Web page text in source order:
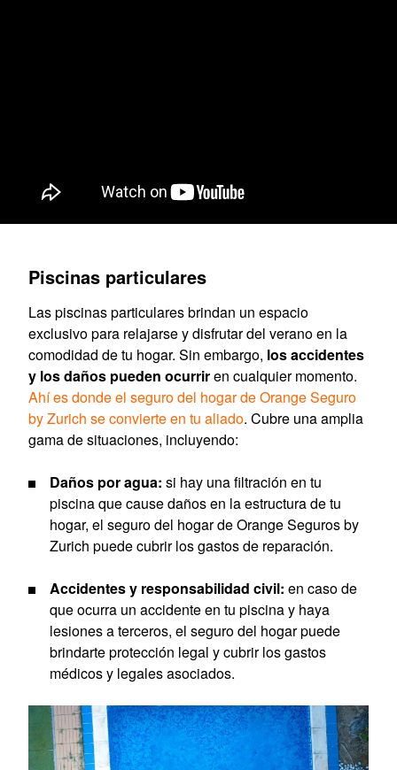
Piscinas particulares
Las piscinas particulares brindan un espacio
exclusivo para relajarse y disfrutar del verano en la
comodidad de tu hogar. Sin embargo, los accidentes
y los daños pueden ocurriren cualquier momento.
Ahí es donde el seguro del hogar de Orange Seguro
by Zurich se convierte en tu aliado. Cubre una amplia
gama de situaciones, incluyendo:
Daños por agua: si hay una filtración en tu
piscina que cause daños en la estructura de tu
hogar, el seguro del hogar de Orange Seguros by
Zurich puede cubrir los gastos de reparación.
Accidentes y responsabilidad civil: en caso de
que ocurra un accidente en tu piscina y haya
lesiones a terceros, el seguro del hogar puede
brindarte protección legal y cubrir los gastos
médicos y legales asociados.